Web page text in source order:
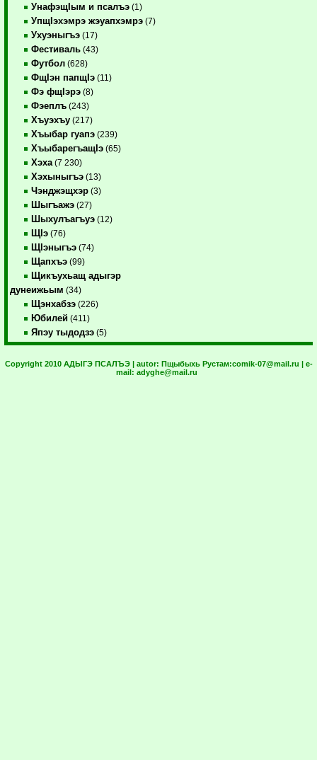
УнафэщIым и псалъэ (1)
УпщIэхэмрэ жэуапхэмрэ (7)
Ухуэныгъэ (17)
Фестиваль (43)
Футбол (628)
ФщIэн папщIэ (11)
Фэ фщIэрэ (8)
Фэеплъ (243)
Хъуэхъу (217)
Хъыбар гуапэ (239)
ХъыбарегъащIэ (65)
Хэха (7 230)
Хэхыныгъэ (13)
Чэнджэщхэр (3)
Шыгъажэ (27)
Шыхулъагъуэ (12)
ЩIэ (76)
ЩIэныгъэ (74)
Щапхъэ (99)
Щикъухьащ адыгэр
дунеижьым (34)
Щэнхабзэ (226)
Юбилей (411)
Япэу тыдодзэ (5)
Copyright 2010 АДЫГЭ ПСАЛЪЭ | autor: Пщыбыхь Рустам:comik-07@mail.ru | e-
mail: adyghe@mail.ru